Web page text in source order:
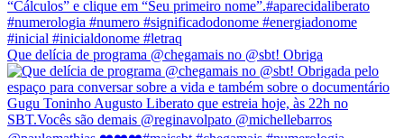
Que delícia de programa @chegamais no @sbt! Obriga